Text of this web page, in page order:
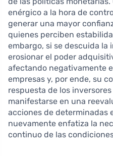
enérgico a la hora de
generar una mayor
quienes perciben
embargo, si se descuida la
erosionar el poder
afectando negativamente
empresas y, por ende, su
respuesta de los
manifestarse en una
acciones de determinadas
nuevamente enfatiza la
continuo de las